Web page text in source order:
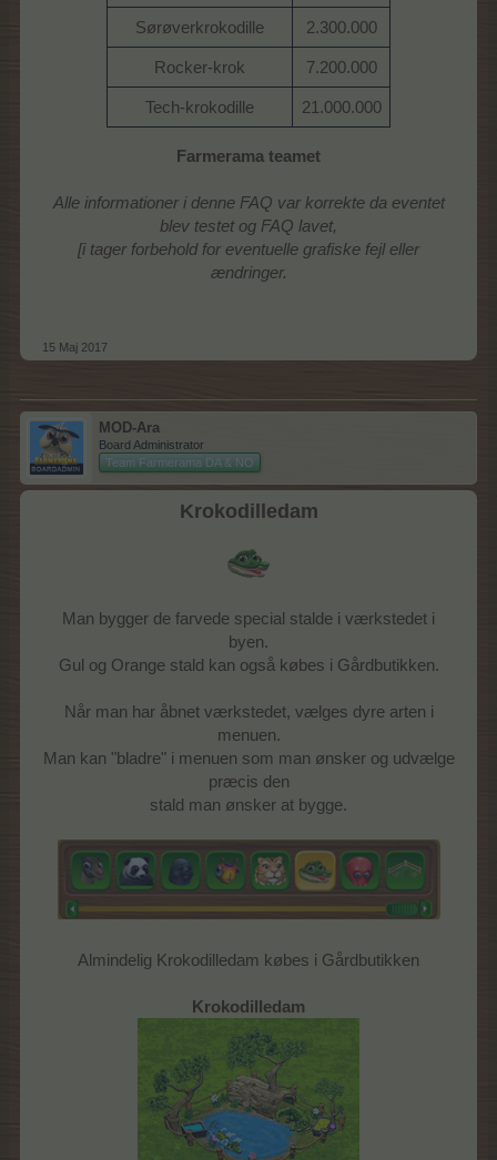
Sørøverkrokodille 2.300.000
Rocker-krok 7.200.000
Tech-krokodille 21.000.000
Farmerama teamet
Alle informationer i denne FAQ var korrekte da eventet
blev testet og FAQ lavet,
[i tager forbehold for eventuelle grafiske fejl eller
ændringer.
15 Maj 2017
MOD-Ara
Board Administrator
Team Farmerama DA & NO
Krokodilledam
Man bygger de farvede special stalde i værkstedet i
byen.
Gul og Orange stald kan også købes i Gårdbutikken.
Når man har åbnet værkstedet, vælges dyre arten i
menuen.
Man kan "bladre" i menuen som man ønsker og udvælge
præcis den
stald man ønsker at bygge.
Almindelig Krokodilledam købes i Gårdbutikken
Krokodilledam